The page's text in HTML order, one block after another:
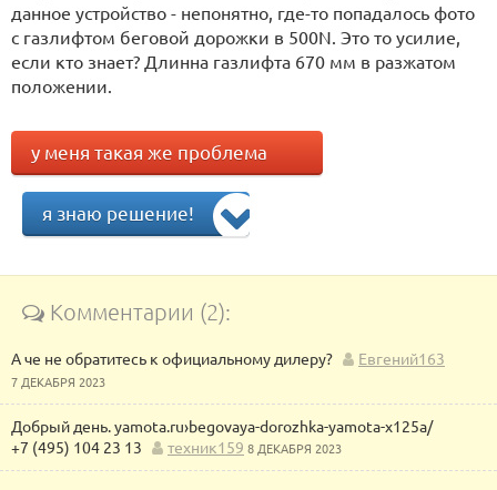
данное устройство - непонятно, где-то попадалось фото
с газлифтом беговой дорожки в 500N. Это то усилие,
если кто знает? Длинна газлифта 670 мм в разжатом
положении.
у меня такая же проблема
я знаю решение!
Комментарии (2):
А че не обратитесь к официальному дилеру? Евгений163
7 ДЕКАБРЯ 2023
Добрый день. yamota.ru›begovaya-dorozhka-yamota-x125a/
+7 (495) 104 23 13
техник159 8 ДЕКАБРЯ 2023